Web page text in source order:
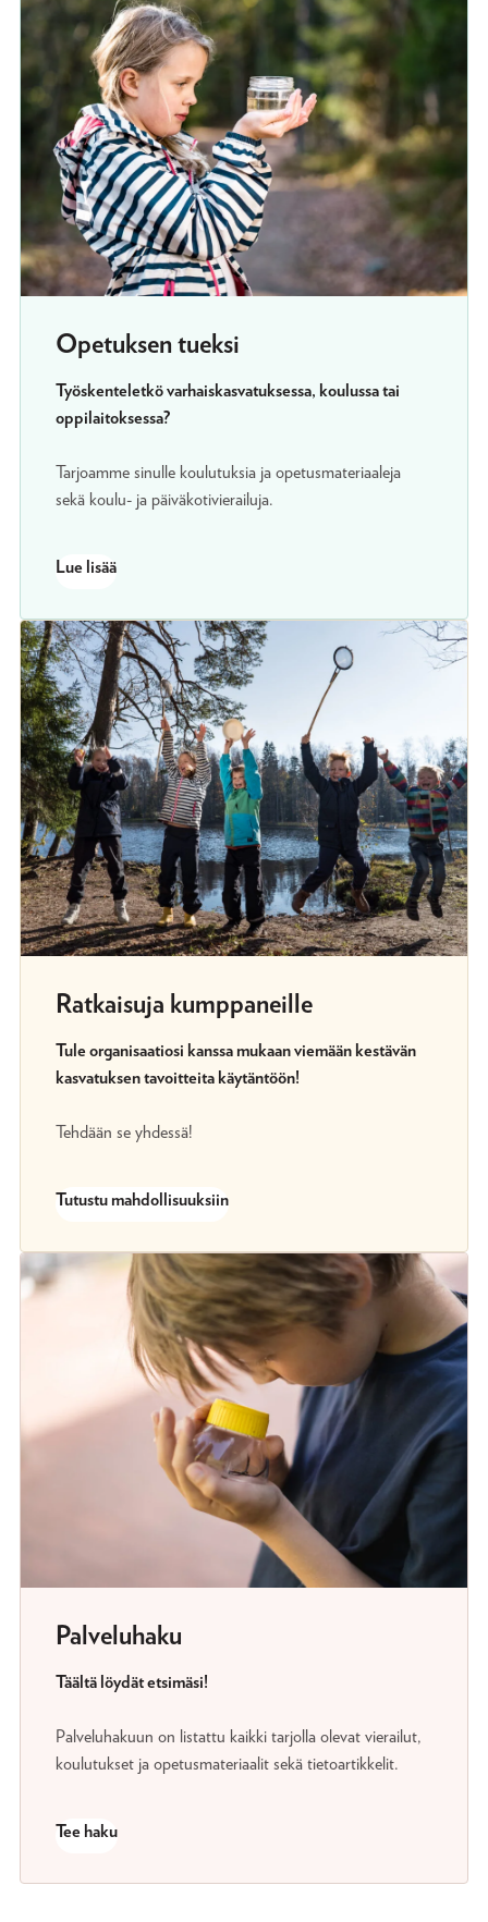
Opetuksen tueksi
Työskenteletkö varhaiskasvatuksessa, koulussa tai
oppilaitoksessa?
Tarjoamme sinulle koulutuksia ja opetusmateriaaleja
sekä koulu- ja päiväkotivierailuja.
Lue lisää
Ratkaisuja kumppaneille
Tule organisaatiosi kanssa mukaan viemään kestävän
kasvatuksen tavoitteita käytäntöön!
Tehdään se yhdessä!
Tutustu mahdollisuuksiin
Palveluhaku
Täältä löydät etsimäsi!
Palveluhakuun on listattu kaikki tarjolla olevat vierailut,
koulutukset ja opetusmateriaalit sekä tietoartikkelit.
Tee haku